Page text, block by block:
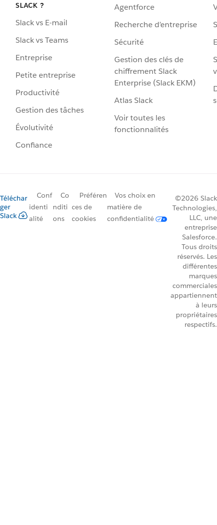
SLACK ?
Slack vs E-mail
Slack vs Teams
Entreprise
Petite entreprise
Productivité
Gestion des tâches
Évolutivité
Confiance
Agentforce
Recherche d’entreprise
Sécurité
Gestion des clés de
chiffrement Slack
Enterprise (Slack EKM)
Atlas Slack
Voir toutes les
fonctionnalités
Téléchar
ger
Slack
Conf
identi
alité
Co
nditi
ons
Préféren
ces de
cookies
Vos choix en
matière de
confidentialité
©2026 Slack
Technologies,
LLC, une
entreprise
Salesforce.
Tous droits
réservés. Les
différentes
marques
commerciales
appartiennent
à leurs
propriétaires
respectifs.